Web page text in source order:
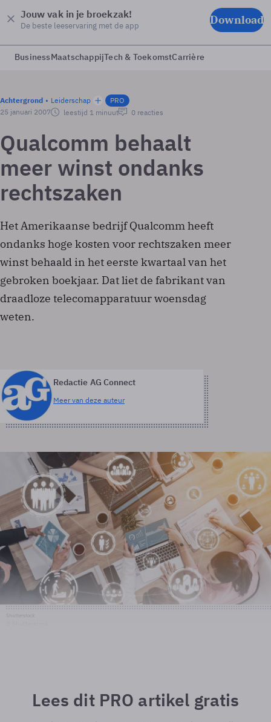
Jouw vak in je broekzak!
De beste leeservaring met de app Download
BusinessMaatschappijTech & ToekomstCarrière
Achtergrond Leiderschap
PRO
25 januari 2007
leestijd 1 minuut 0 reacties
Qualcomm behaalt
meer winst ondanks
rechtszaken
Het Amerikaanse bedrijf Qualcomm heeft
ondanks hoge kosten voor rechtszaken meer
winst behaald in het eerste kwartaal van het
gebroken boekjaar. Dat liet de fabrikant van
draadloze telecomapparatuur woensdag
weten.
Redactie AG Connect
Meer van deze auteur
Lees dit PRO artikel gratis